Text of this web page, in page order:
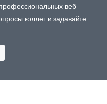
веб-
коллег и задавайте